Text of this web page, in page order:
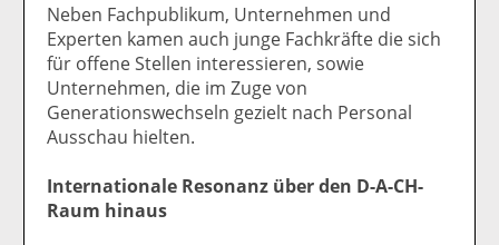
n
Neben Fachpublikum, Unternehmen und
Experten kamen auch junge Fachkräfte die sich
für offene Stellen interessieren, sowie
Unternehmen, die im Zuge von
Generationswechseln gezielt nach Personal
Ausschau hielten.
Internationale Resonanz über den D-A-CH-
Raum hinaus